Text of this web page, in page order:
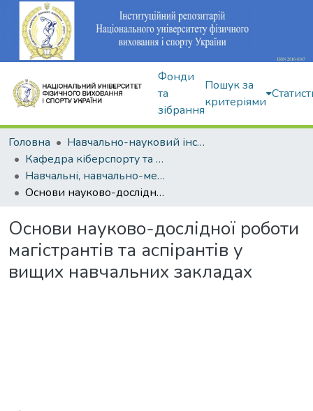
Фонди
та
зібрання
Пошук за
критеріями
Головна
Навчально-науковий інститут здоров'я, реабілітації та фізичного виховання
Кафедра кіберспорту та інформаційних технологій
Навчальні, навчально-методичні видання
Основи науково-дослідної роботи магістрантів та аспірантів у вищих навчальних закладах
Основи науково-дослідної роботи
магістрантів та аспірантів у
вищих навчальних закладах